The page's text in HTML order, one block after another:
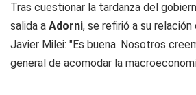
Tras cuestionar la tardanza del
salida a Adorni, se refirió a su
Javier Milei: "Es buena. Nosotros
general de acomodar la